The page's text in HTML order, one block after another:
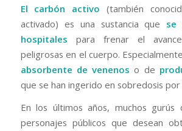
El carbón activo (también
activado) es una sustancia que se
hospitales para frenar el
peligrosas en el cuerpo.
absorbente de venenos o de
que se han ingerido en sobredosis
En los últimos años, muchos
personajes públicos que desean